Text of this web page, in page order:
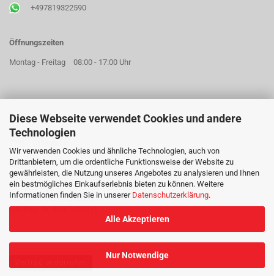
Diese Webseite verwendet Cookies und andere
Technologien
Wir verwenden Cookies und ähnliche Technologien, auch von
Drittanbietern, um die ordentliche Funktionsweise der Website zu
gewährleisten, die Nutzung unseres Angebotes zu analysieren und Ihnen
ein bestmögliches Einkaufserlebnis bieten zu können. Weitere
Informationen finden Sie in unserer Datenschutzerklärung.
Alle Akzeptieren
Nur Notwendige
+497819322590
Öffnungszeiten
Montag - Freitag 08:00 - 17:00 Uhr
AKKU EXPERT GMBH
Hildastraße 73a
Geschäftsführer: Mareike Jobst
Sitz der Gesellschaft: Offenburg
Handelsregister: Freiburg im Breisgau HRB 715018
USt-Id Nr.: DE815642692
Bat-Reg.-Nr.: DE67693419